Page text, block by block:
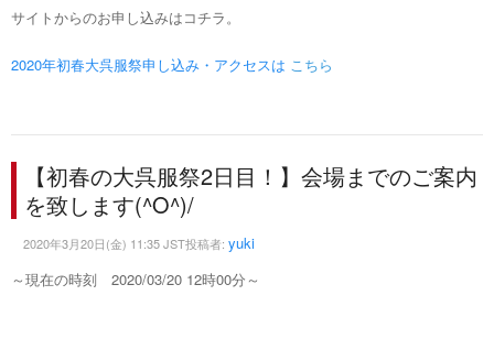
サイトからのお申し込みはコチラ。
2020年初春大呉服祭申し込み・アクセスは こちら
【初春の大呉服祭2日目！】会場までのご案内
を致します(^O^)/
2020年3月20日(金) 11:35 JST投稿者: yuki
～現在の時刻 2020/03/20 12時00分～